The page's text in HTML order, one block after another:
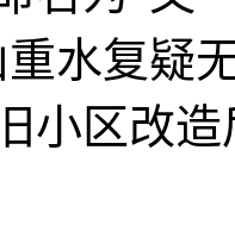
水复疑
小区改